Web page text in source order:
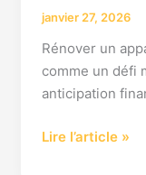
janvier 27, 2026
Rénover un
comme un défi
anticipation
Lire l’article »